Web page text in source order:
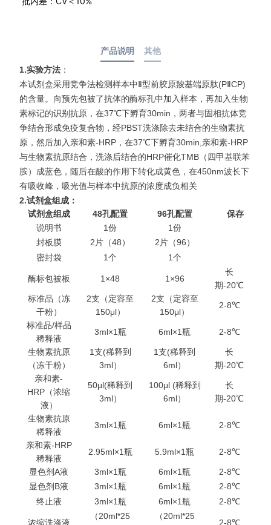
产品说明 其他
1.实验方法 ：
本试剂盒采用竞争法检测样本中Ⅱ型前胶原羧基端原肽(PⅡCP)
的含量。向预先包被了抗体的酶标孔中加入样本，再加入生物
素标记的识别抗原，在37℃下孵育30min，两者与固相抗体竞
争结合形成免疫复合物，经PBST洗涤除去未结合的生物素抗
原，然后加入亲和素-HRP，在37℃下孵育30min,亲和素-HRP
与生物素抗原结合，洗涤后结合的HRP催化TMB（四甲基联苯
胺）成蓝色，随后在酸的作用下转化成黄色，在450nm波长下
有吸收峰，吸光值与样本中抗原的浓度成负相关
2.试剂盒组成：
试剂盒组成
48孔配置 96孔配置
保存
说明书
1份
1份
封板膜
2片（48）
2片（96）
密封袋
1个 1个
酶标包被板 1×48 1×96
长
期-20℃
标准品（冻
干粉）
2支（定容至
150μl）
2支（定容至
150μl）
2-8℃
标准品/样品
稀释液
3ml×1瓶 6ml×1瓶 2-8℃
生物素抗原
（冻干粉）
1支(稀释到
3ml）
1支(稀释到
6ml）
长
期-20℃
亲和素-
HRP（浓缩
液）
50μl(稀释到
3ml）
100μl (稀释到
6ml）
长
期-20℃
生物素抗原
稀释液
3ml×1瓶 6ml×1瓶 2-8℃
亲和素-HRP
稀释液
2.95ml×1瓶 5.9ml×1瓶 2-8℃
显色剂A液 3ml×1瓶 6ml×1瓶
2-8℃
显色剂B液
3ml×1瓶 6ml×1瓶
2-8℃
终止液
3ml×1瓶 6ml×1瓶 2-8℃
浓缩洗涤液
（20ml*25
（20ml*25
2-8℃